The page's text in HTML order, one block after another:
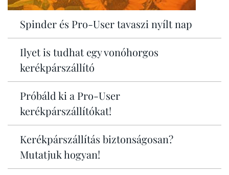
Spinder és Pro-User tavaszi nyílt nap
Ilyet is tudhat egy vonóhorgos
kerékpárszállító
Próbáld ki a Pro-User
kerékpárszállítókat!
Kerékpárszállítás biztonságosan?
Mutatjuk hogyan!